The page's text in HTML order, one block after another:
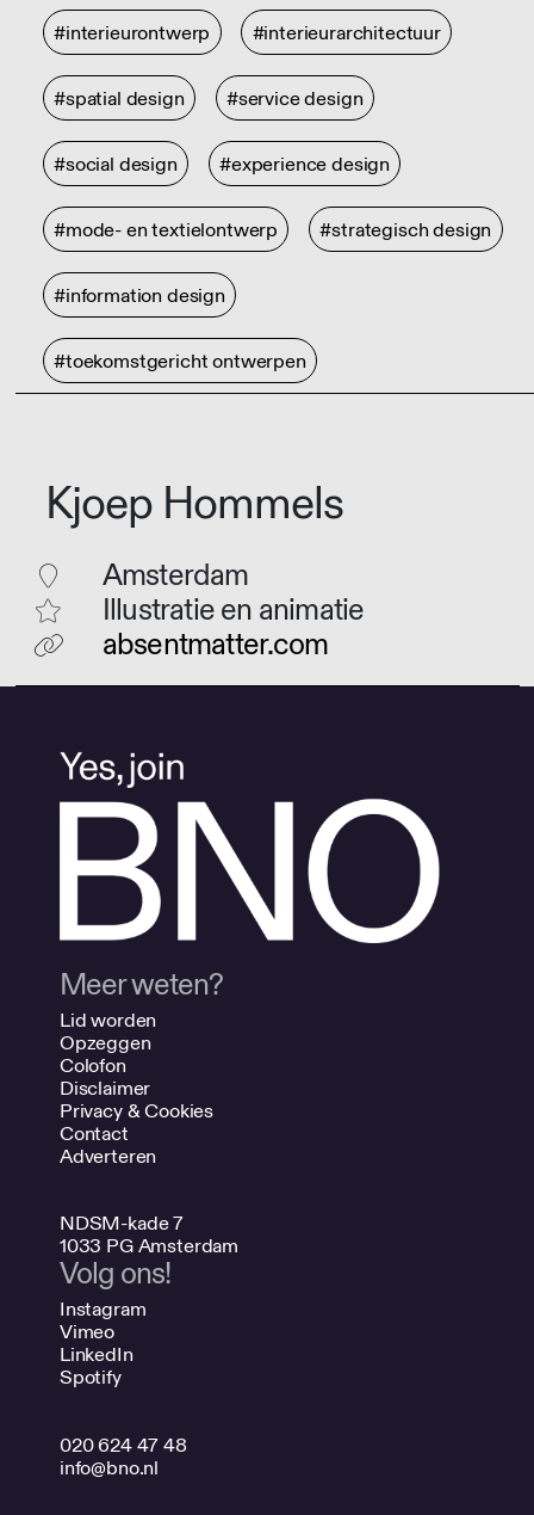
#interieurontwerp #interieurarchitectuur
#spatial design #service design
#social design #experience design
#mode- en textielontwerp #strategisch design
#information design
#toekomstgericht ontwerpen
Kjoep Hommels
Amsterdam
Illustratie en animatie
absentmatter.com
Meer weten?
Lid worden
Opzeggen
Colofon
Disclaimer
Privacy & Cookies
Contact
Adverteren
NDSM-kade 7
1033 PG Amsterdam
Volg ons!
Instagram
Vimeo
LinkedIn
Spotify
020 624 47 48
info@bno.nl